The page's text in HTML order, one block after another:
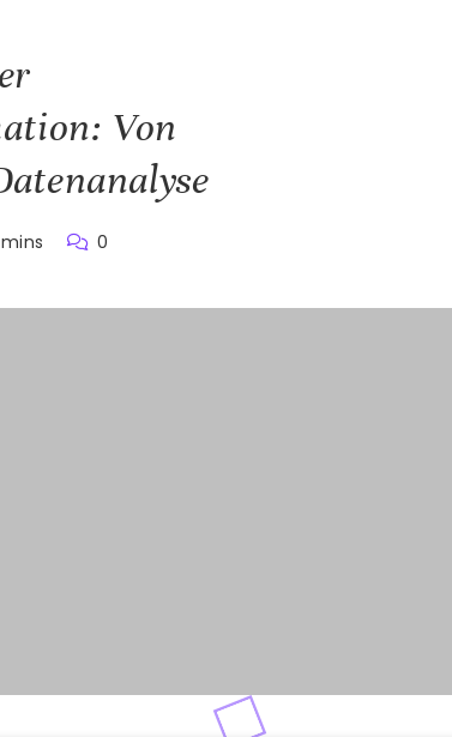
Von
0